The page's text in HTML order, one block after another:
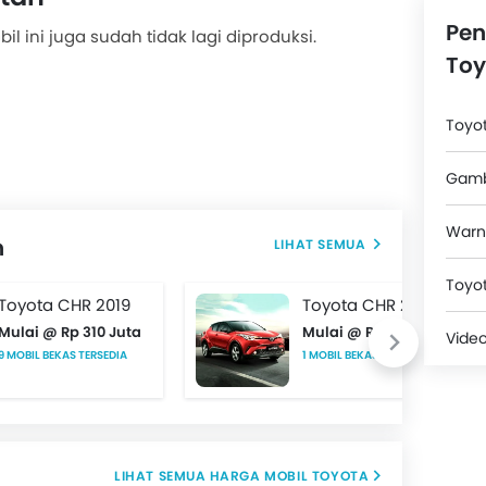
ini juga sudah tidak lagi diproduksi.
CHR 2019
@ Rp 310 Juta
MOBIL BEKAS TERSEDIA
Toyota CHR 2018
Mulai @ Rp 390 Juta
1 MOBIL BEKAS TERSEDIA
HARGA MOBIL TOYOTA